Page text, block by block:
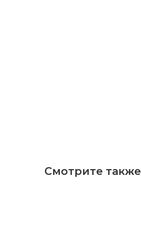
Смотрите также